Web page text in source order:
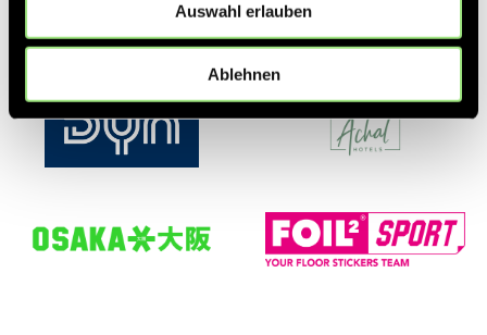
Auswahl erlauben
Ablehnen